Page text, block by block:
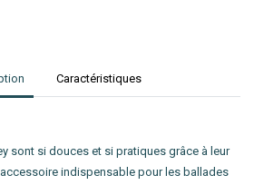
Caractéristiques
sont si douces et si pratiques grâce à leur
indispensable pour les ballades